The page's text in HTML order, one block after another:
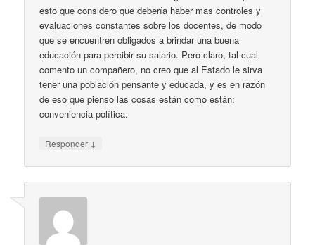
esto que considero que debería haber mas controles y
evaluaciones constantes sobre los docentes, de modo
que se encuentren obligados a brindar una buena
educación para percibir su salario. Pero claro, tal cual
comento un compañero, no creo que al Estado le sirva
tener una población pensante y educada, y es en razón
de eso que pienso las cosas están como están:
conveniencia política.
Responder ↓